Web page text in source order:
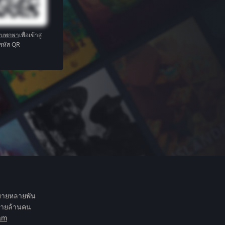
พกพาเพื่อเข้าสู่
หัส QR
ยหลายพัน
ยล้านคน